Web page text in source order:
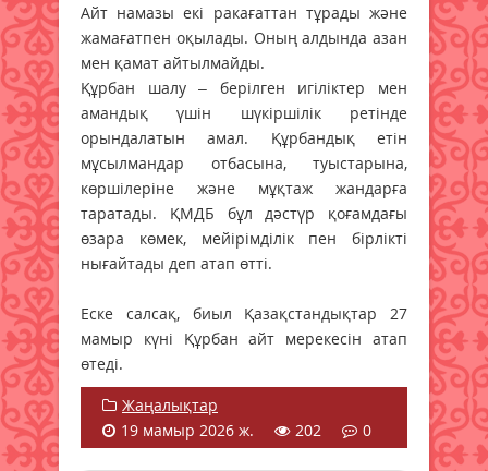
Айт намазы екі ракағаттан тұрады және
жамағатпен оқылады. Оның алдында азан
мен қамат айтылмайды.
Құрбан шалу – берілген игіліктер мен
амандық үшін шүкіршілік ретінде
орындалатын амал. Құрбандық етін
мұсылмандар отбасына, туыстарына,
көршілеріне және мұқтаж жандарға
таратады. ҚМДБ бұл дәстүр қоғамдағы
өзара көмек, мейірімділік пен бірлікті
нығайтады деп атап өтті.
Еске салсақ, биыл Қазақстандықтар 27
мамыр күні Құрбан айт мерекесін атап
өтеді.
Жаңалықтар
19 мамыр 2026 ж.
202 0